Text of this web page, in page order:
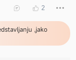
2
,jako